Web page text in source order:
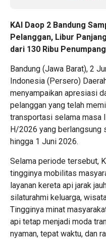
KAI Daop 2 Bandung
Pelanggan, Libur
dari 130 Ribu Penumpang
Bandung (Jawa Barat), 2
Indonesia (Persero)
menyampaikan apresiasi
pelanggan yang telah
transportasi selama masa
H/2026 yang berlangsung
hingga 1 Juni 2026.
Selama periode tersebut,
tingginya mobilitas
layanan kereta api jarak
silaturahmi keluarga,
Tingginya minat
api tetap menjadi moda
nyaman, tepat waktu, dan